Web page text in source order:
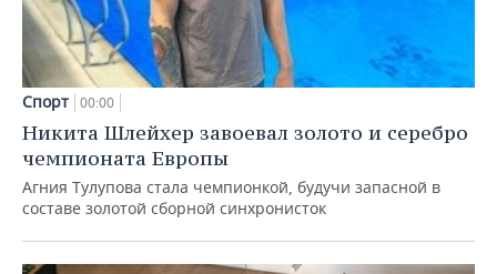
Спорт 00:00
Никита Шлейхер завоевал золото и серебро
чемпионата Европы
Агния Тулупова стала чемпионкой, будучи запасной в
составе золотой сборной синхронисток